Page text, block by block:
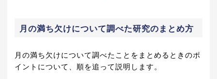
月の満ち欠けについて調べた研究のまとめ方
月の満ち欠けについて調べたことをまとめるときのポ
イントについて、順を追って説明します。